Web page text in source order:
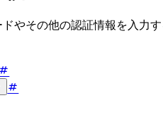
やその他の認証情報を入力